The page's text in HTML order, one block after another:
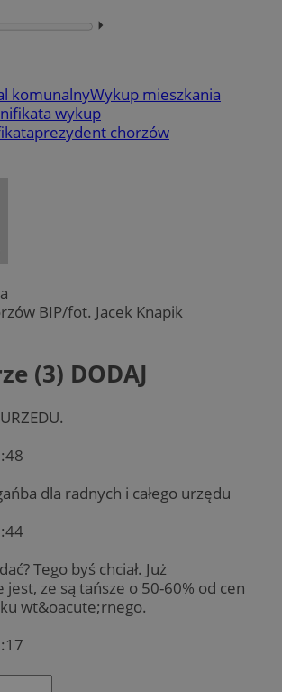
⏵︎
komunalnyWykup mieszkania
wykup
prezydent chorzów
BIP/fot. Jacek Knapik
(3) DODAJ
dla radnych i całego urzędu
Tego byś chciał. Już
jest, ze są tańsze o 50-60% od cen
wt&oacute;rnego.